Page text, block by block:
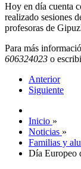
Hoy en día cuenta
realizado sesiones
profesoras de
Para más
606324023 o
Anterior
Siguiente
Inicio »
Noticias »
Familias y
Día Europeo